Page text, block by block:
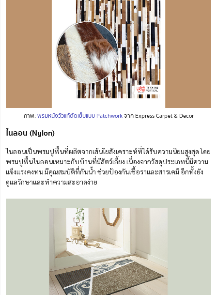
ภาพ:พรมหนังวัวแท้ตัดเย็บแบบ Patchworkจาก Express Carpet & Decor
ไนลอน (Nylon)
ไนลอนเป็นพรมปูพื้นที่ผลิตจากเส้นใยสังเคราะห์ที่ได้รับความนิยมสูงสุด โดย
พรมปูพื้นไนลอนเหมาะกับบ้านที่มีสัตว์เลี้ยง เนื่องจากวัสดุประเภทนี้มีความ
แข็งแรงคงทน มีคุณสมบัติที่กันน้ำ ช่วยป้องกันเชื้อราและสารเคมี อีกทั้งยัง
ดูแลรักษาและทำความสะอาดง่าย